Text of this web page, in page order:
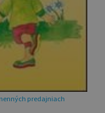
predajniach